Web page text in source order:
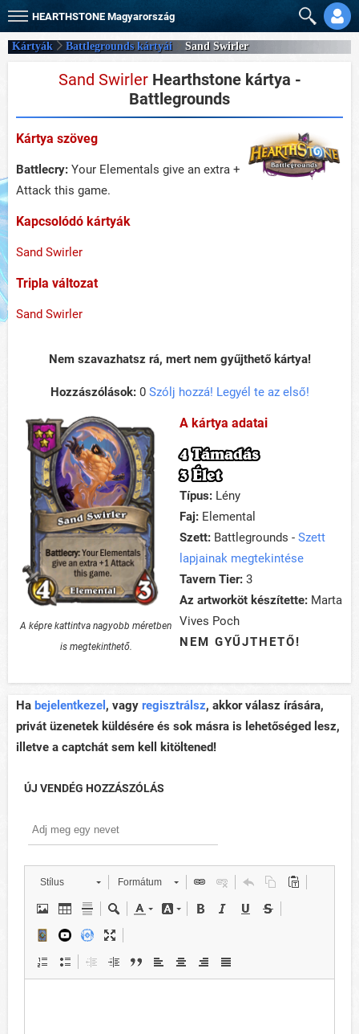
HEARTHSTONE Magyarország
Kártyák Battlegrounds kártyái Sand Swirler
Sand SwirlerHearthstone kártya -
Battlegrounds
Kártya szöveg
Battlecry: Your Elementals give an extra +
Attack this game.
Kapcsolódó kártyák
Sand Swirler
Tripla változat
Sand Swirler
Nem szavazhatsz rá, mert nem gyűjthető kártya!
Hozzászólások:0 Szólj hozzá! Legyél te az első!
A képre kattintva nagyobb méretben
is megtekinthető.
A kártya adatai
4 Támadás
3 Élet
Típus: Lény
Faj: Elemental
Szett: Battlegrounds - Szett
lapjainak megtekintése
Tavern Tier: 3
Az artworköt készítette: Marta
Vives Poch
NEM GYŰJTHETŐ!
Ha bejelentkezel , vagy regisztrálsz, akkor válasz írására,
privát üzenetek küldésére és sok másra is lehetőséged lesz,
illetve a captchát sem kell kitöltened!
ÚJ VENDÉG HOZZÁSZÓLÁS
Stílus Formátum